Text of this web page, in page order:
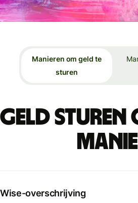
Manieren om geld te
sturen
Geld
Wise-overschrijving